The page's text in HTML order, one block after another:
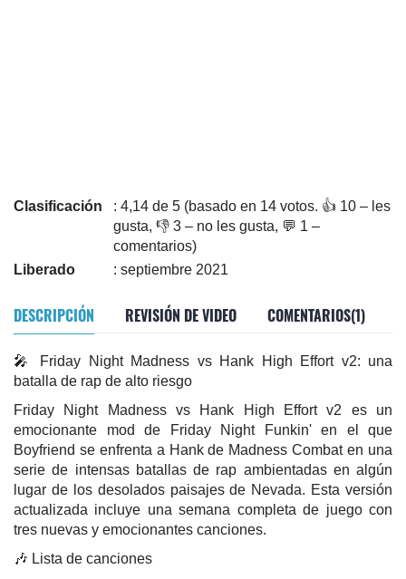
Clasificación
: 4,14 de 5 (basado en 14 votos. 👍 10 – les
gusta, 👎 3 – no les gusta, 💬 1 –
comentarios)
Liberado
: septiembre 2021
DESCRIPCIÓN REVISIÓN DE VIDEO COMENTARIOS(1)
🎤 Friday Night Madness vs Hank High Effort v2: una
batalla de rap de alto riesgo
Friday Night Madness vs Hank High Effort v2 es un
emocionante mod de Friday Night Funkin' en el que
Boyfriend se enfrenta a Hank de Madness Combat en una
serie de intensas batallas de rap ambientadas en algún
lugar de los desolados paisajes de Nevada. Esta versión
actualizada incluye una semana completa de juego con
tres nuevas y emocionantes canciones.
🎶 Lista de canciones